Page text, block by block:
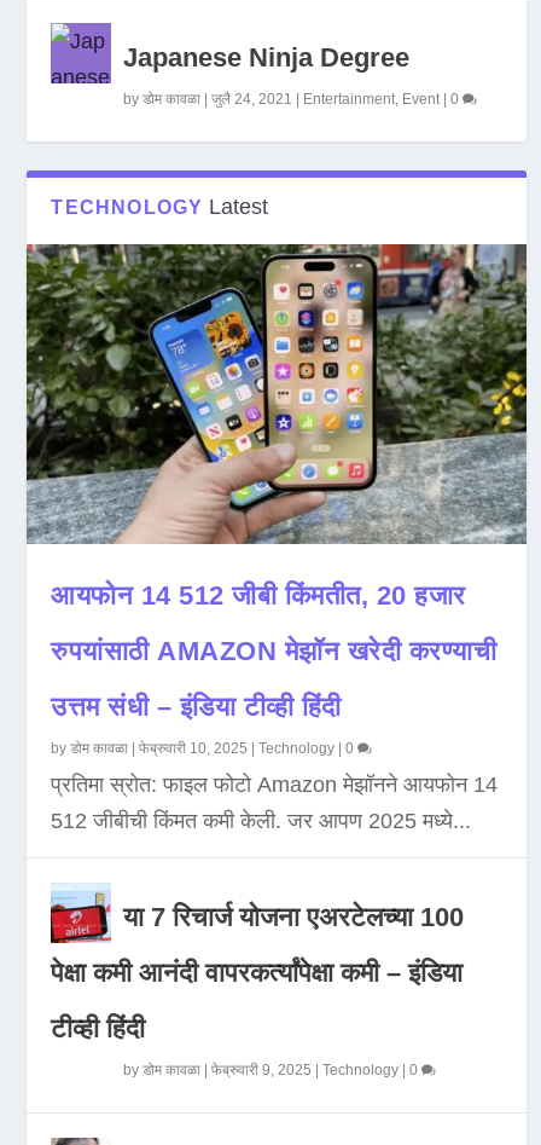
Japanese Ninja Degree
byडोम कावळा |जुलै 24, 2021 Entertainment, Event|0
TECHNOLOGY Latest
आयफोन 14 512 जीबी किंमतीत, 20 हजार
रुपयांसाठी AMAZON मेझॉन खरेदी करण्याची
उत्तम संधी – इंडिया टीव्ही हिंदी
byडोम कावळा |फेब्रुवारी 10, 2025 |Technology |0
प्रतिमा स्रोत: फाइल फोटो Amazon मेझॉनने आयफोन 14
512 जीबीची किंमत कमी केली. जर आपण 2025 मध्ये...
या 7 रिचार्ज योजना एअरटेलच्या 100
पेक्षा कमी आनंदी वापरकर्त्यांपेक्षा कमी – इंडिया
टीव्ही हिंदी
byडोम कावळा |फेब्रुवारी 9, 2025 |Technology |0